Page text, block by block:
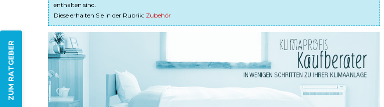
ZUM RATGEBER
enthalten sind.
Diese erhalten Sie in der Rubrik: Zubehör